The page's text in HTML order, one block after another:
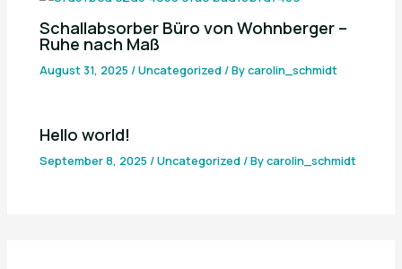
Schallabsorber Büro von Wohnberger –
Ruhe nach Maß
August 31, 2025 /Uncategorized / Bycarolin_schmidt
Hello world!
September 8, 2025 /Uncategorized / Bycarolin_schmidt